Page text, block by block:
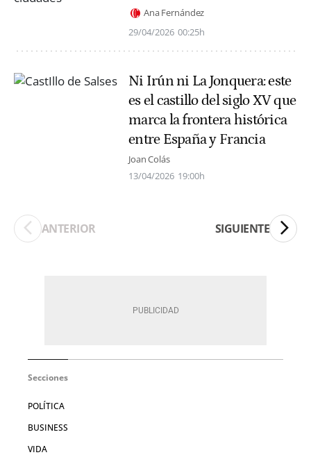
Ana Fernández
29/04/2026 00:25h
Ni Irún ni La Jonquera: este
es el castillo del siglo XV que
marca la frontera histórica
entre España y Francia
Joan Colás
13/04/2026 19:00h
ANTERIOR SIGUIENTE
Secciones
POLÍTICA
BUSINESS
VIDA